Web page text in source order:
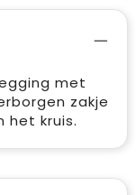
met
zakje
het kruis.